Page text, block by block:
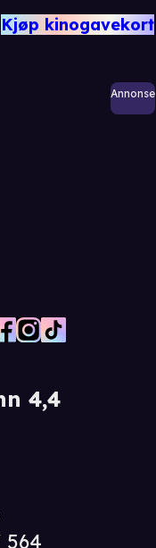
Kjøp kinogavekort
4,4
Annonse